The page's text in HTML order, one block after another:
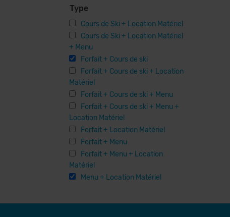
Type
Cours de Ski + Location Matériel
Cours de Ski + Location Matériel
+ Menu
Forfait + Cours de ski
Forfait + Cours de ski + Location
Matériel
Forfait + Cours de ski + Menu
Forfait + Cours de ski + Menu +
Location Matériel
Forfait + Location Matériel
Forfait + Menu
Forfait + Menu + Location
Matériel
Menu + Location Matériel